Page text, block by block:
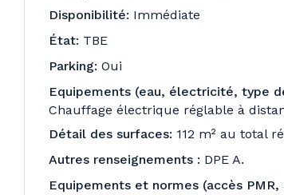
Disponibilité: Immédiate
État: TBE
Parking: Oui
Equipements (eau, électricité, type
Chauffage électrique réglable à
Détail des surfaces: 112 m² au total
Autres renseignements : DPE A.
Equipements et normes (accès